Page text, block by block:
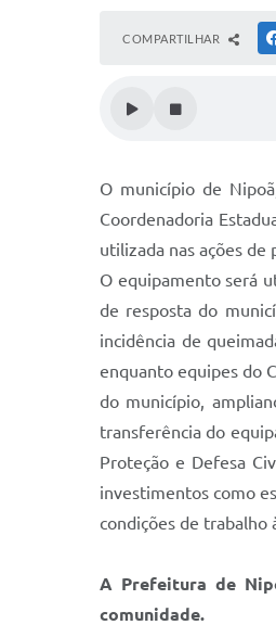
COMPARTILHAR
O município de
Coordenadoria
utilizada nas ações de
O equipamento será
de resposta do
incidência de
enquanto equipes do
do município,
transferência do
Proteção e Defesa
investimentos como
condições de trabalho
A Prefeitura de
comunidade.